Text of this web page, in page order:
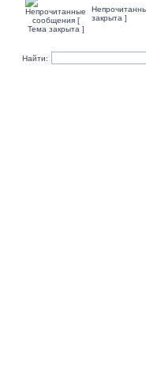
закрыта ]
Найти: